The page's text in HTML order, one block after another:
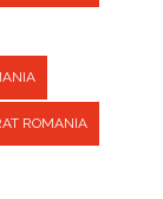
ROMANIA